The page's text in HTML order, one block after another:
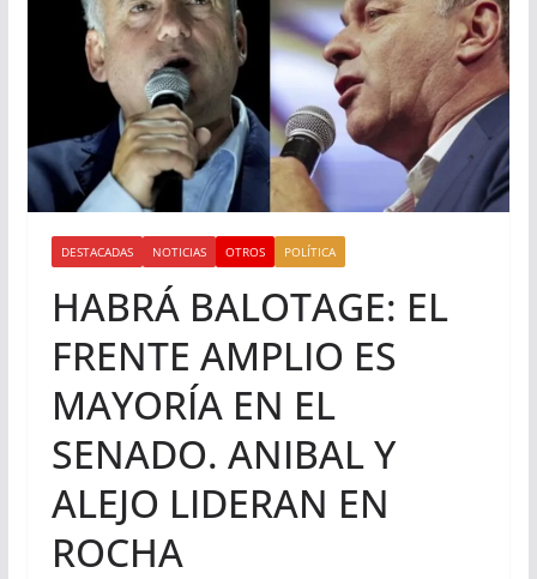
DESTACADAS NOTICIAS OTROS POLÍTICA
HABRÁ BALOTAGE: EL
FRENTE AMPLIO ES
MAYORÍA EN EL
SENADO. ANIBAL Y
ALEJO LIDERAN EN
ROCHA